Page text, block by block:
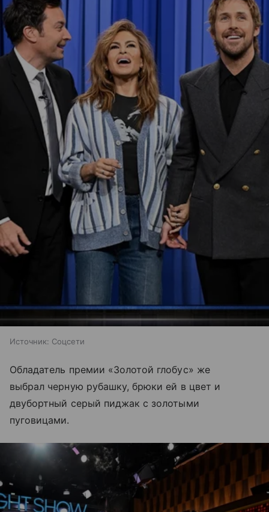
Источник: Соцсети
Обладатель премии «Золотой глобус» же
выбрал черную рубашку, брюки ей в цвет и
двубортный серый пиджак с золотыми
пуговицами.